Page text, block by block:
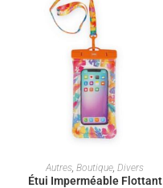
AJOUTER AU PANIER
Autres ,Boutique ,Divers
Étui Imperméable Flottant